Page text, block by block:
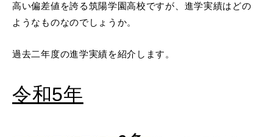
高い偏差値を誇る筑陽学園高校ですが、進学実績はどの
ようなものなのでしょうか。
過去二年度の進学実績を紹介します。
令和5年